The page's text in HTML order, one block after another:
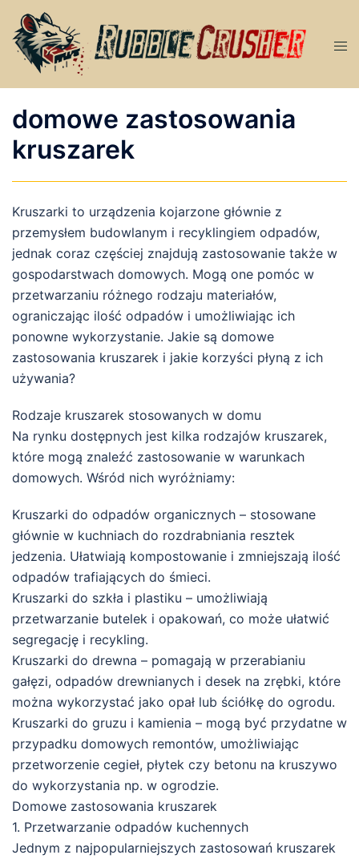
Przejdź
do
treści
domowe zastosowania
kruszarek
Kruszarki to urządzenia kojarzone głównie z
przemysłem budowlanym i recyklingiem odpadów,
jednak coraz częściej znajdują zastosowanie także w
gospodarstwach domowych. Mogą one pomóc w
przetwarzaniu różnego rodzaju materiałów,
ograniczając ilość odpadów i umożliwiając ich
ponowne wykorzystanie. Jakie są domowe
zastosowania kruszarek i jakie korzyści płyną z ich
używania?
Rodzaje kruszarek stosowanych w domu
Na rynku dostępnych jest kilka rodzajów kruszarek,
które mogą znaleźć zastosowanie w warunkach
domowych. Wśród nich wyróżniamy:
Kruszarki do odpadów organicznych – stosowane
głównie w kuchniach do rozdrabniania resztek
jedzenia. Ułatwiają kompostowanie i zmniejszają ilość
odpadów trafiających do śmieci.
Kruszarki do szkła i plastiku – umożliwiają
przetwarzanie butelek i opakowań, co może ułatwić
segregację i recykling.
Kruszarki do drewna – pomagają w przerabianiu
gałęzi, odpadów drewnianych i desek na zrębki, które
można wykorzystać jako opał lub ściółkę do ogrodu.
Kruszarki do gruzu i kamienia – mogą być przydatne w
przypadku domowych remontów, umożliwiając
przetworzenie cegieł, płytek czy betonu na kruszywo
do wykorzystania np. w ogrodzie.
Domowe zastosowania kruszarek
1. Przetwarzanie odpadów kuchennych
Jednym z najpopularniejszych zastosowań kruszarek